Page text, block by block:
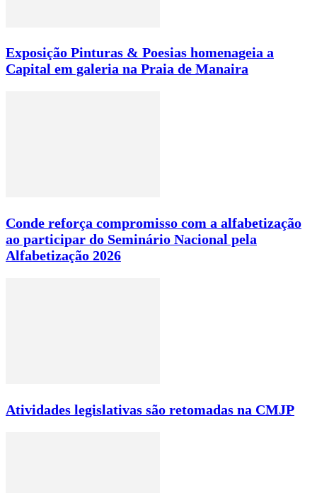
Exposição Pinturas & Poesias homenageia a
Capital em galeria na Praia de Manaira
Conde reforça compromisso com a alfabetização
ao participar do Seminário Nacional pela
Alfabetização 2026
Atividades legislativas são retomadas na CMJP